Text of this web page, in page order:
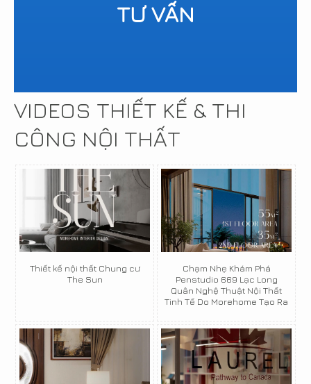
TƯ VẤN
VIDEOS THIẾT KẾ & THI
CÔNG NỘI THẤT
Thiết kế nội thất Chung cư
The Sun
Chạm Nhẹ Khám Phá
Penstudio 669 Lạc Long
Quân Nghệ Thuật Nội Thất
Tinh Tế Do Morehome Tạo Ra